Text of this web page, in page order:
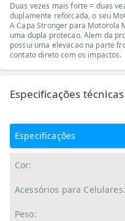
Duas vezes mais forte = duas
duplamente reforcada, o seu
A Capa Stronger para Motorola
uma dupla protecao. Alem da
possui uma elevacao na parte
contato direto com os impactos.
Especificações
Especificações
Cor:
Acessórios para Celulares:
Peso: